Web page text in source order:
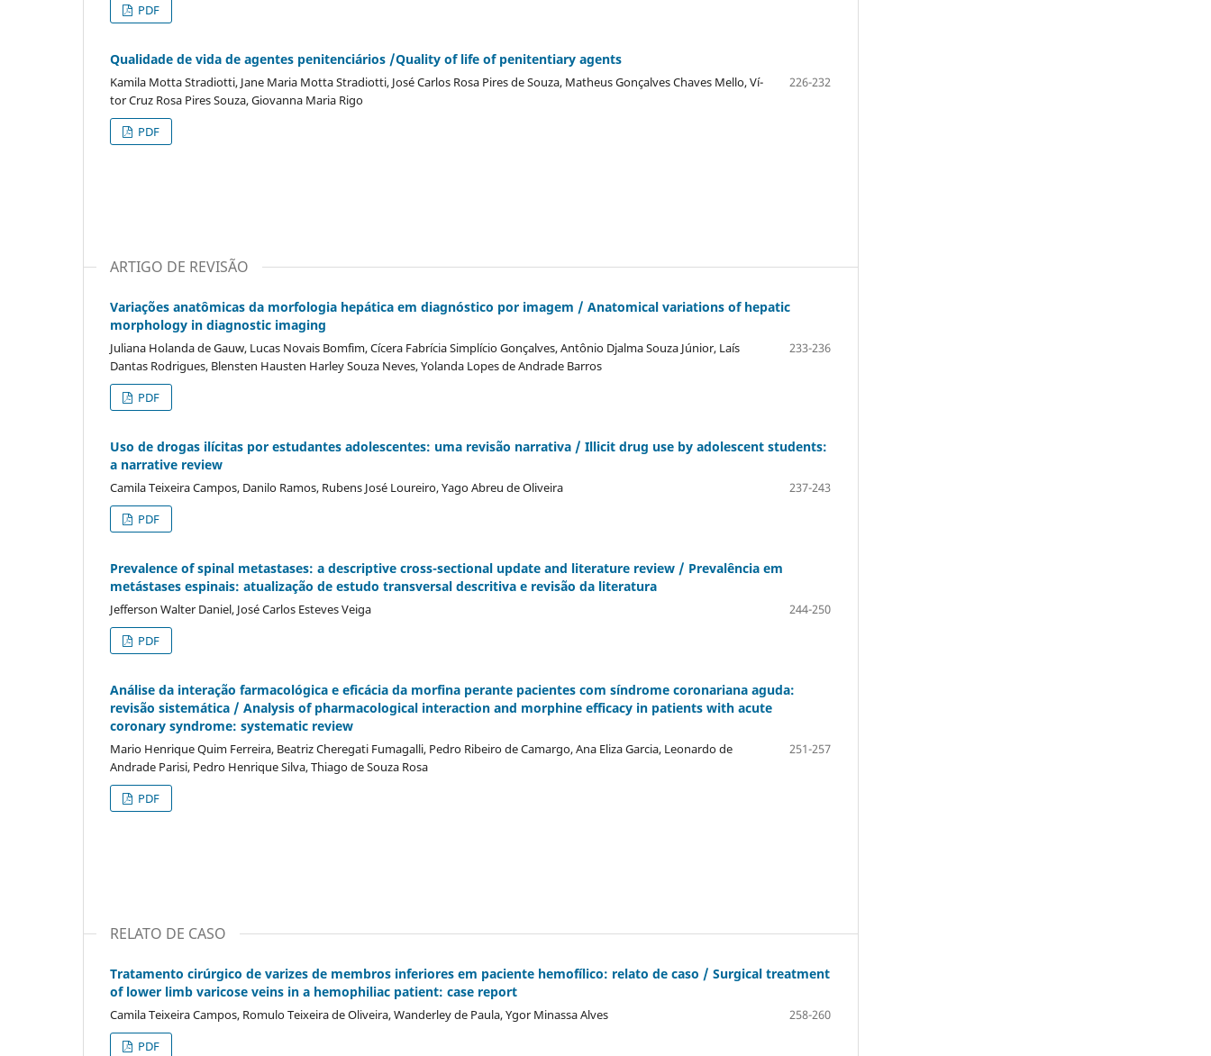
PDF
Qualidade de vida de agentes penitenciários /Quality of life of penitentiary agents
Kamila Motta Stradiotti, Jane Maria Motta Stradiotti, José Carlos Rosa Pires de Souza, Matheus Gonçalves Chaves Mello, Ví­
tor Cruz Rosa Pires Souza, Giovanna Maria Rigo
226-232
PDF
ARTIGO DE REVISÃO
Variações anatômicas da morfologia hepática em diagnóstico por imagem / Anatomical variations of hepatic
morphology in diagnostic imaging
Juliana Holanda de Gauw, Lucas Novais Bomfim, Cí­cera Fabrí­cia Simplí­cio Gonçalves, Antônio Djalma Souza Júnior, Laí­s
Dantas Rodrigues, Blensten Hausten Harley Souza Neves, Yolanda Lopes de Andrade Barros
233-236
PDF
Uso de drogas ilí­citas por estudantes adolescentes: uma revisão narrativa / Illicit drug use by adolescent students:
a narrative review
Camila Teixeira Campos, Danilo Ramos, Rubens José Loureiro, Yago Abreu de Oliveira
237-243
PDF
Prevalence of spinal metastases: a descriptive cross-sectional update and literature review / Prevalência em
metástases espinais: atualização de estudo transversal descritiva e revisão da literatura
Jefferson Walter Daniel, José Carlos Esteves Veiga
244-250
PDF
Análise da interação farmacológica e eficácia da morfina perante pacientes com sí­ndrome coronariana aguda:
revisão sistemática / Analysis of pharmacological interaction and morphine efficacy in patients with acute
coronary syndrome: systematic review
Mario Henrique Quim Ferreira, Beatriz Cheregati Fumagalli, Pedro Ribeiro de Camargo, Ana Eliza Garcia, Leonardo de
Andrade Parisi, Pedro Henrique Silva, Thiago de Souza Rosa
251-257
PDF
RELATO DE CASO
Tratamento cirúrgico de varizes de membros inferiores em paciente hemofí­lico: relato de caso / Surgical treatment
of lower limb varicose veins in a hemophiliac patient: case report
Camila Teixeira Campos, Romulo Teixeira de Oliveira, Wanderley de Paula, Ygor Minassa Alves
258-260
PDF